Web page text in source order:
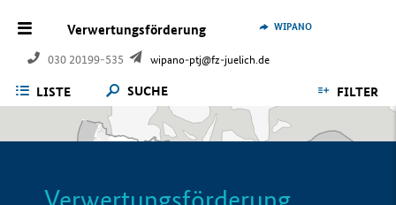
Verwertungsförderung
030 20199-535 wipano-ptj@fz-juelich.de
WIPANO
LISTE SUCHE FILTER